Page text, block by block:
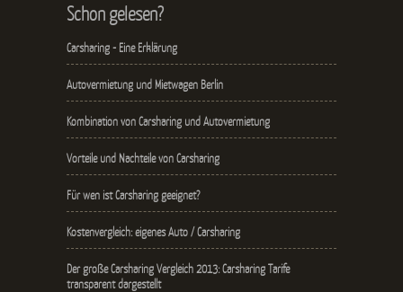
Schon gelesen?
Carsharing - Eine Erklärung
Autovermietung und Mietwagen Berlin
Kombination von Carsharing und Autovermietung
Vorteile und Nachteile von Carsharing
Für wen ist Carsharing geeignet?
Kostenvergleich: eigenes Auto / Carsharing
Der große Carsharing Vergleich 2013: Carsharing Tarife
transparent dargestellt